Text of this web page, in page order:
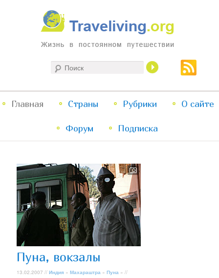
Traveliving
Жизнь в постоянном путешествии
меню
Перейти
к
содержимому
Перейти
к
содержимому
Главная Страны Рубрики О сайте
Форум Подписка
Пуна, вокзалы
13.02.2007 //Индия »Махараштра »Пуна » //